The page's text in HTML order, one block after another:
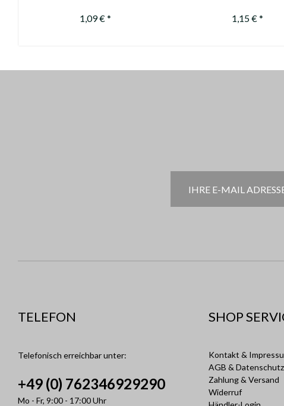
1,09 € * 1,15 € *
TELEFON
Telefonisch erreichbar unter:
+49 (0) 762346929290
Mo - Fr, 9:00 - 17:00 Uhr
SHOP
Kontakt &
AGB & Datenschutz
Zahlung & Versand
Widerruf